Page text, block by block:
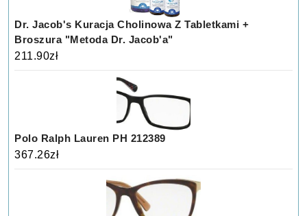
Dr. Jacob's Kuracja Cholinowa Z Tabletkami +
Broszura "Metoda Dr. Jacob'a"
211.90zł
Polo Ralph Lauren PH 212389
367.26zł